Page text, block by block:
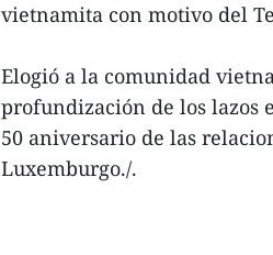
vietnamita con motivo del
Elogió a la comunidad
profundización de los lazos
50 aniversario de las
Luxemburgo./.